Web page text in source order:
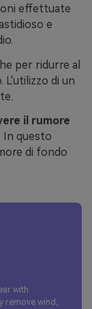
effettuate
e
per ridurre al
L'utilizzo di un
il rumore
In questo
di fondo
with
remove wind,